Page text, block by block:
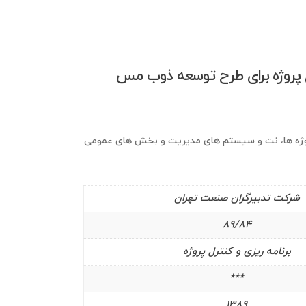
پروژه برای طرح توسعه ذوب مس
پروژه ها، نت و سیستم های مدیریت و بخش های عمومی
شرکت تدبیرگران صنعت تهران
89/84
برنامه ریزی و کنترل پروژه
***